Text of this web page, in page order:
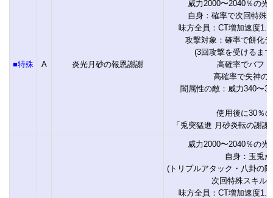
■特殊 A 炎光月砂の報恩謝謝
威力2000〜2040％の光
自身：確率で次回特殊
味方全員：CT増加速度
攻撃対象：確率で餅化
(3回攻撃を受けるま
高確率でバフ
高確率で失神の
闇属性の敵：威力340〜
使用後に30％
「兎突猛進 月砂炎転の謝
威力2000〜2040％の光
自身：玉兎
(トリプルアタック・八卦の
次回特殊スキル
味方全員：CT増加速度